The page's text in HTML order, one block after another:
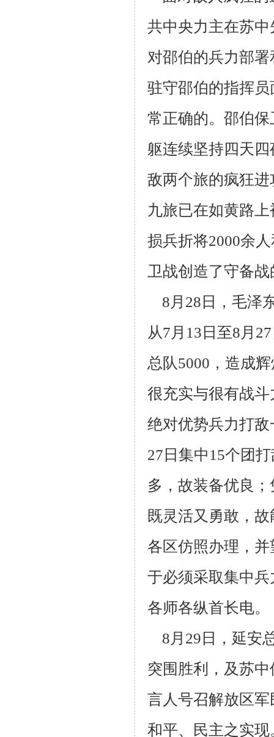
共中央力主在苏
对邵伯的兵力部署
驻守邵伯的指挥
常正确的。邵伯
躯连续坚持四天
敌两个旅的疯狂进
九旅已在如黄路
损兵折将2000余
卫战创造了守备
8月28日，毛泽
从7月13日至8月
总队5000，造成
很充实与很有战
绝对优势兵力打
27日集中15个团
多，故装备优良；
既灵活又勇敢，
各区仿照办理，
于必须采取集中
各师各纵首长电。
8月29日，延安
突围胜利，及苏
言人号召解放区
和平、民主之实现